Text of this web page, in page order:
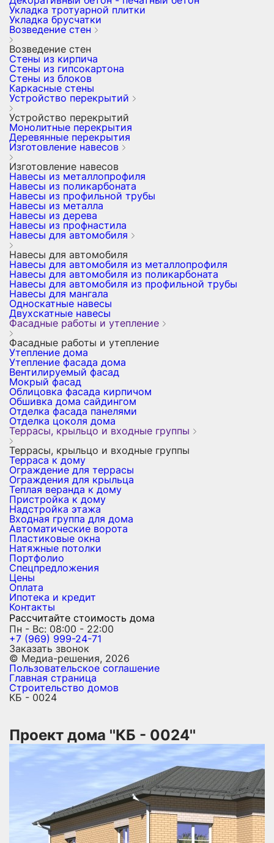
Укладка тротуарной плитки
Укладка брусчатки
Возведение стен
Возведение стен
Стены из кирпича
Стены из гипсокартона
Стены из блоков
Каркасные стены
Устройство перекрытий
Устройство перекрытий
Монолитные перекрытия
Деревянные перекрытия
Изготовление навесов
Изготовление навесов
Навесы из металлопрофиля
Навесы из поликарбоната
Навесы из профильной трубы
Навесы из металла
Навесы из дерева
Навесы из профнастила
Навесы для автомобиля
Навесы для автомобиля
Навесы для автомобиля из металлопрофиля
Навесы для автомобиля из поликарбоната
Навесы для автомобиля из профильной трубы
Навесы для мангала
Односкатные навесы
Двухскатные навесы
Фасадные работы и утепление
Фасадные работы и утепление
Утепление дома
Утепление фасада дома
Вентилируемый фасад
Мокрый фасад
Облицовка фасада кирпичом
Обшивка дома сайдингом
Отделка фасада панелями
Отделка цоколя дома
Террасы, крыльцо и входные группы
Террасы, крыльцо и входные группы
Терраса к дому
Ограждение для террасы
Ограждения для крыльца
Теплая веранда к дому
Пристройка к дому
Надстройка этажа
Входная группа для дома
Автоматические ворота
Пластиковые окна
Натяжные потолки
Портфолио
Спецпредложения
Цены
Оплата
Ипотека и кредит
Контакты
Рассчитайте стоимость дома
Пн - Вс: 08:00 - 22:00
+7 (969) 999-24-71
Заказать звонок
© Медиа-решения, 2026
Пользовательское соглашение
Главная страница
Строительство домов
КБ - 0024
Проект дома ''КБ - 0024''